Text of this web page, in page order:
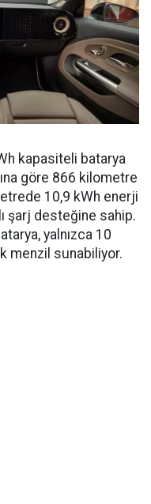
kapasiteli batarya
göre 866 kilometre
10,9 kWh enerji
şarj desteğine sahip.
yalnızca 10
menzil sunabiliyor.